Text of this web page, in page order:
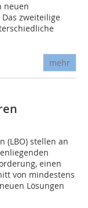
neuen
zweiteilige
mehr
(LBO) stellen an
einen
von mindestens
Lösungen